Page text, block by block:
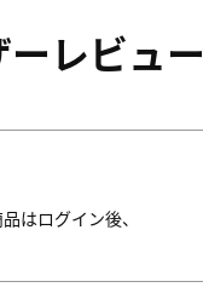
ーレビュー
はログイン後、